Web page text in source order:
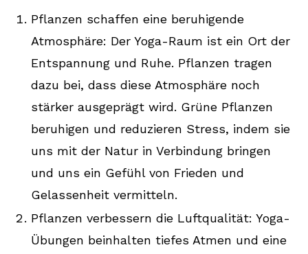
Pflanzen schaffen eine beruhigende
Atmosphäre: Der Yoga-Raum ist ein Ort der
Entspannung und Ruhe. Pflanzen tragen
dazu bei, dass diese Atmosphäre noch
stärker ausgeprägt wird. Grüne Pflanzen
beruhigen und reduzieren Stress, indem sie
uns mit der Natur in Verbindung bringen
und uns ein Gefühl von Frieden und
Gelassenheit vermitteln.
Pflanzen verbessern die Luftqualität: Yoga-
Übungen beinhalten tiefes Atmen und eine